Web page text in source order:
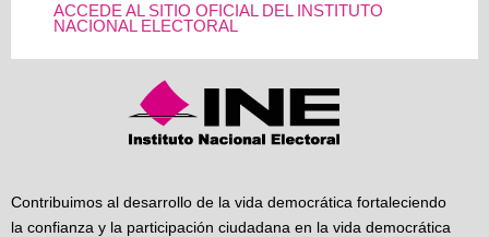
ACCEDE AL SITIO OFICIAL DEL INSTITUTO
NACIONAL ELECTORAL
Contribuimos al desarrollo de la vida democrática fortaleciendo
la confianza y la participación ciudadana en la vida democrática